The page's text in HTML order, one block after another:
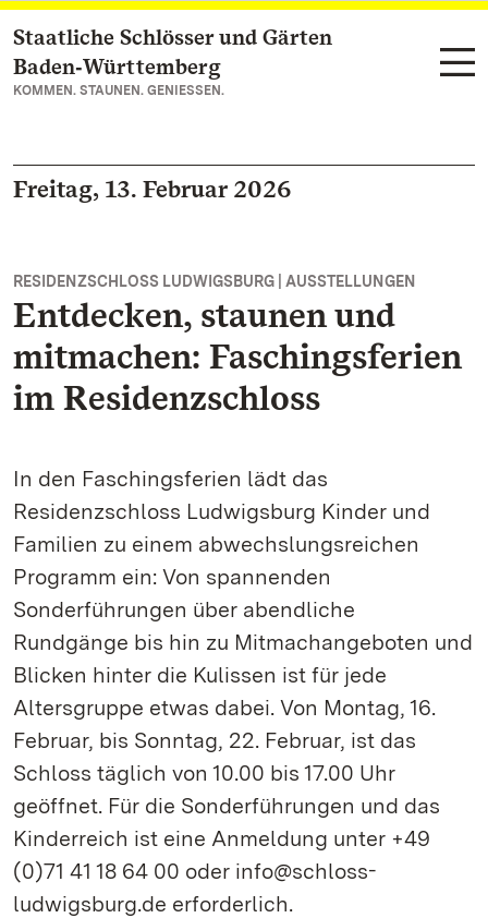
Zum Hauptinhalt springen
Staatliche Schlösser und Gärten
Baden‑Württemberg
KOMMEN. STAUNEN. GENIESSEN.
Freitag, 13. Februar 2026
RESIDENZSCHLOSS LUDWIGSBURG | AUSSTELLUNGEN
Entdecken, staunen und
mitmachen: Faschingsferien
im Residenzschloss
In den Faschingsferien lädt das
Residenzschloss Ludwigsburg Kinder und
Familien zu einem abwechslungsreichen
Programm ein: Von spannenden
Sonderführungen über abendliche
Rundgänge bis hin zu Mitmachangeboten und
Blicken hinter die Kulissen ist für jede
Altersgruppe etwas dabei. Von Montag, 16.
Februar, bis Sonntag, 22. Februar, ist das
Schloss täglich von 10.00 bis 17.00 Uhr
geöffnet. Für die Sonderführungen und das
Kinderreich ist eine Anmeldung unter +49
(0)71 41 18 64 00 oder info@schloss-
ludwigsburg.de erforderlich.